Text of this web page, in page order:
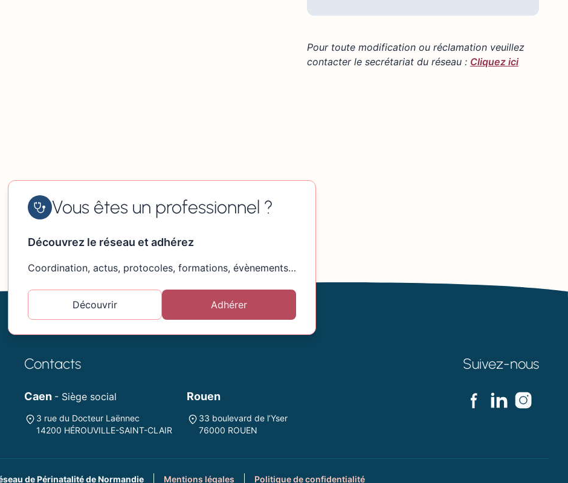
Pour toute modification ou réclamation veuillez
contacter le secrétariat du réseau : Cliquez ici
Vous êtes un professionnel ?
Découvrez le réseau et adhérez
Coordination, actus, protocoles, formations, évènements…
Découvrir Adhérer
Contacts
Caen - Siège social
3 rue du Docteur Laënnec
14200 HÉROUVILLE-SAINT-CLAIR
Rouen
33 boulevard de l’Yser
76000 ROUEN
Suivez-nous
de Périnatalité de Normandie Mentions légales Politique de confidentialité